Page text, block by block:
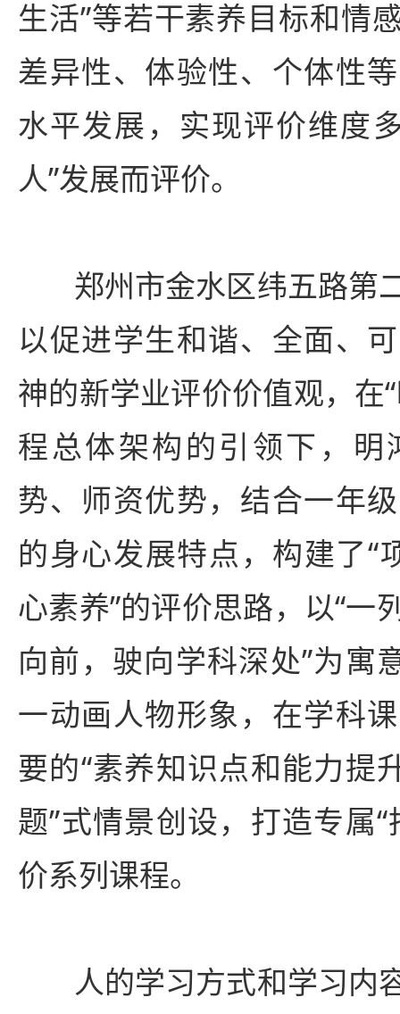
生活”等若干素养目标和情
差异性、体验性、个体性
水平发展，实现评价维度
人”发展而评价。
郑州市金水区纬五路第
以促进学生和谐、全面、
神的新学业评价价值观，在
程总体架构的引领下，明
势、师资优势，结合一年
的身心发展特点，构建了“
心素养”的评价思路，以“一
向前，驶向学科深处”为寓
一动画人物形象，在学科
要的“素养知识点和能力提
题”式情景创设，打造专属
价系列课程。
人的学习方式和学习内